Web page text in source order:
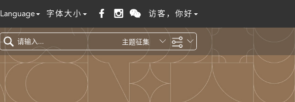
Language 字体大小 访客，你好
主题征集